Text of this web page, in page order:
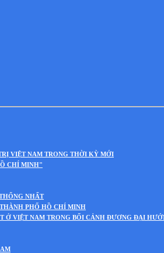
VIỆT NAM TRONG THỜI KỲ MỚI
CHÍ MINH"
NHẤT
PHỐ HỒ CHÍ MINH
Ở VIỆT NAM TRONG BỐI CẢNH ĐƯƠNG ĐẠI